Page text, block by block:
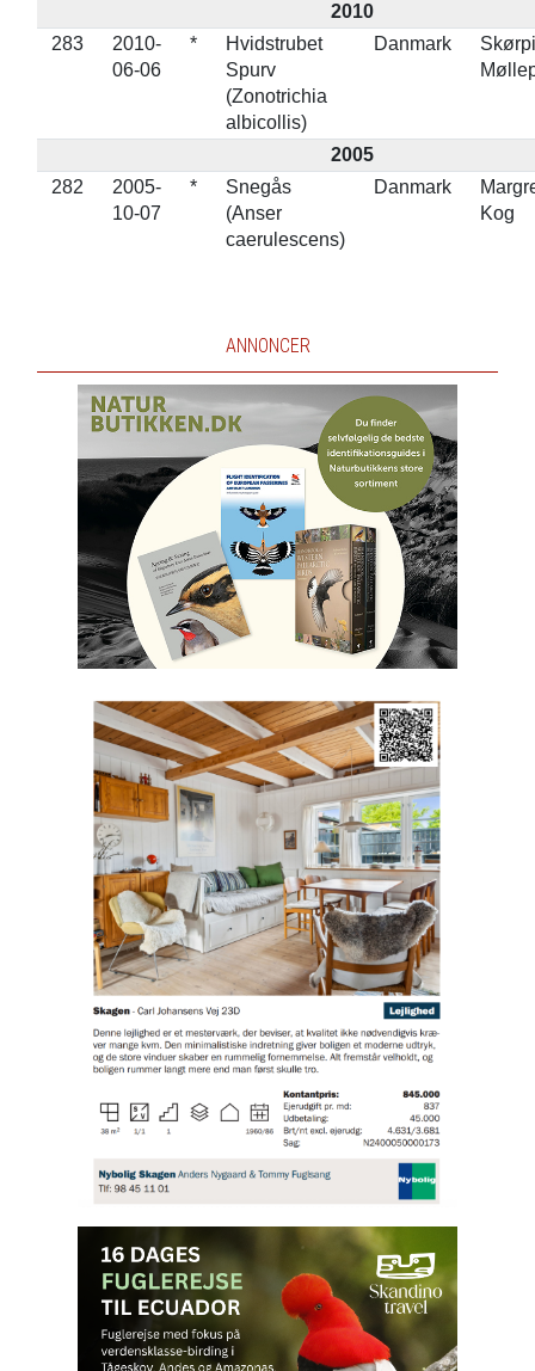
2010
283
2010-
06-06
*
Hvidstrubet
Spurv
(Zonotrichia
albicollis)
Danmark
2005
282
2005-
10-07
*
Snegås
(Anser
caerulescens)
Danmark
Kog
ANNONCER